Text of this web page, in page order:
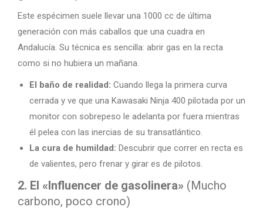
Este espécimen suele llevar una 1000 cc de última
generación con más caballos que una cuadra en
Andalucía. Su técnica es sencilla: abrir gas en la recta
como si no hubiera un mañana.
El baño de realidad: Cuando llega la primera curva
cerrada y ve que una Kawasaki Ninja 400 pilotada por un
monitor con sobrepeso le adelanta por fuera mientras
él pelea con las inercias de su transatlántico.
La cura de humildad: Descubrir que correr en recta es
de valientes, pero frenar y girar es de pilotos.
2. El «Influencer de gasolinera» (Mucho
carbono, poco crono)